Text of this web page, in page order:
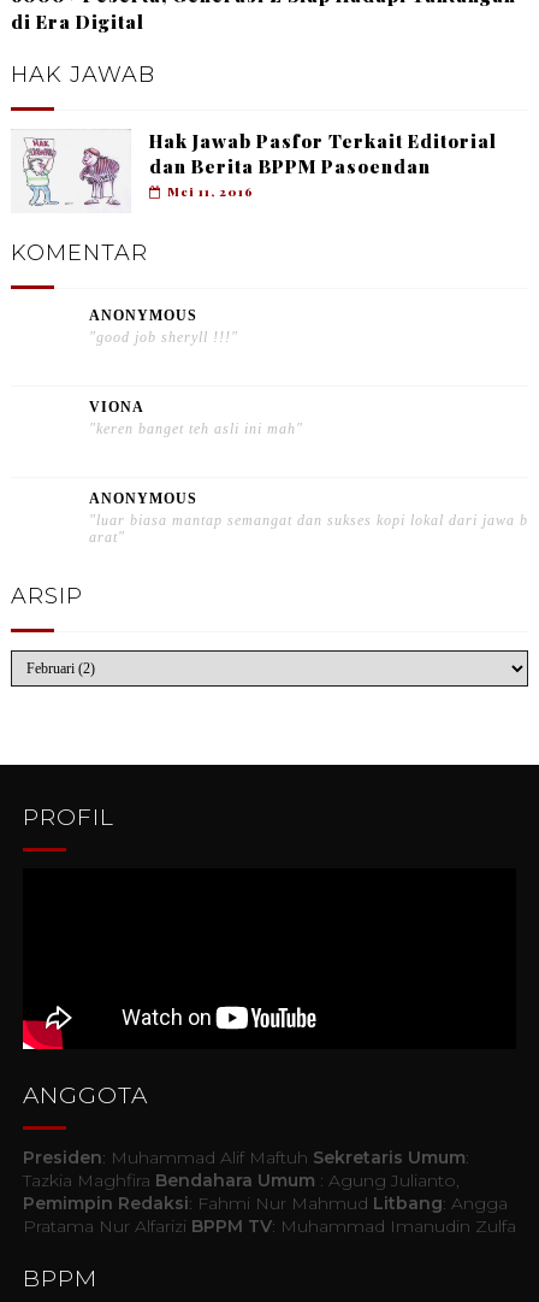
di Era Digital
HAK JAWAB
Hak Jawab Pasfor Terkait Editorial
dan Berita BPPM Pasoendan
Mei 11, 2016
KOMENTAR
ANONYMOUS
"good job sheryll !!!"
VIONA
"keren banget teh asli ini mah"
ANONYMOUS
"luar biasa mantap semangat dan sukses kopi lokal dari jawa b
arat"
ARSIP
PROFIL
ANGGOTA
Presiden: Muhammad Alif Maftuh Sekretaris Umum:
Tazkia Maghfira Bendahara Umum : Agung Julianto,
Pemimpin Redaksi: Fahmi Nur Mahmud Litbang: Angga
Pratama Nur Alfarizi BPPM TV: Muhammad Imanudin Zulfa
BPPM